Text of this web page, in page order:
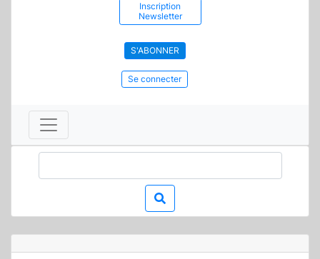
Inscription
Newsletter
S'ABONNER
Se connecter